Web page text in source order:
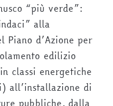
“più verde”:
alla
Piano d’Azione per
edilizio
classi energetiche
all’installazione di
pubbliche, dalla